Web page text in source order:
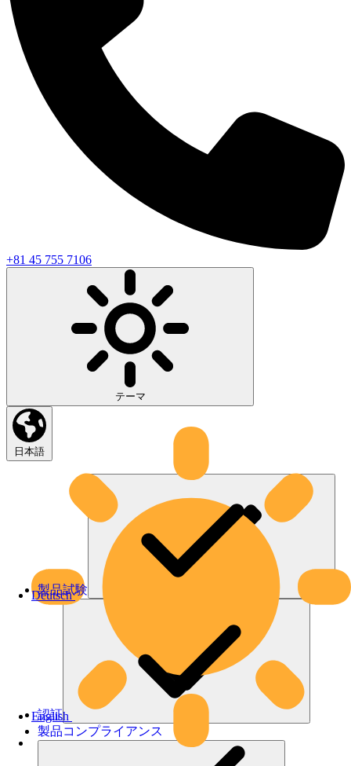
+81 45 755 7106
テーマ
日本語
Deutsch
English
製品試験
認証
製品コンプライアンス